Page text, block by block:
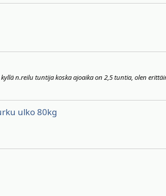
n.reilu tuntija koska ajoaika on 2,5 tuntia, olen
ulko 80kg